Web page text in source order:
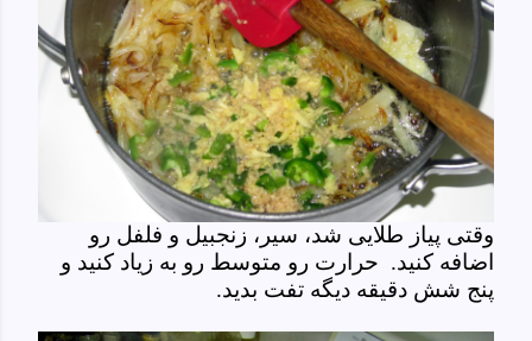
وقتی پیاز طلایی شد، سیر، زنجبیل و فلفل رو
اضافه کنید. حرارت رو متوسط رو به زیاد کنید و
پنج شش دقیقه دیگه تفت بدید.